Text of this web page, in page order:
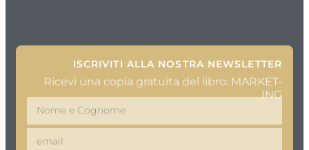
ISCRIVITI ALLA NOSTRA NEWSLETTER
Ricevi una copia gratuita del libro: MARKET-
ING